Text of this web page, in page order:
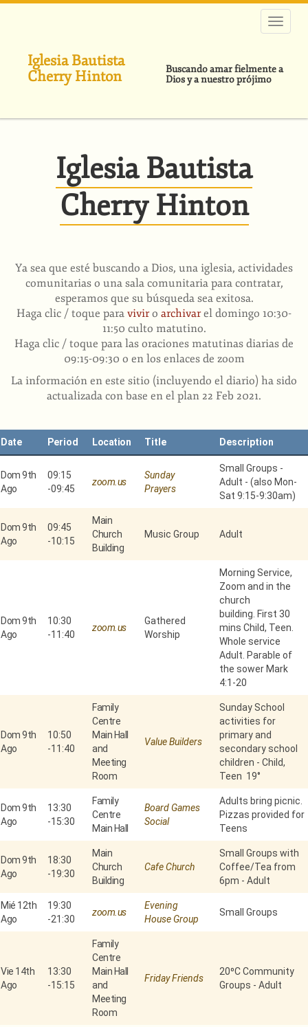
Pasar
Iglesia Bautista
Cherry Hinton
Buscando amar fielmente a
Dios y a nuestro prójimo
Iglesia Bautista
Cherry Hinton
Ya sea que esté buscando a Dios, una iglesia, actividades
comunitarias o una sala comunitaria para contratar,
esperamos que su búsqueda sea exitosa.
Haga clic / toque para viviro archivarel domingo 10:30-
11:50 culto matutino.
Haga clic / toque para las oraciones matutinas diarias de
09:15-09:30 o en los enlaces de zoom
La información en este sitio (incluyendo el diario) ha sido
actualizada con base en el plan 22 Feb 2021.
Date Period Location Title Description
Dom 9th
Ago
09:15
-09:45
zoom.us
Sunday
Prayers
Small Groups -
Adult - (also Mon-
Sat 9:15-9:30am)
Dom 9th
Ago
09:45
-10:15
Main
Church
Building
Music Group Adult
Dom 9th
Ago
10:30
-11:40
zoom.us
Gathered
Worship
Morning Service,
Zoom and in the
church
building. First 30
mins Child, Teen.
Whole service
Adult. Parable of
the sower Mark
4:1-20
Dom 9th
Ago
10:50
-11:40
Family
Centre
Main Hall
and
Meeting
Room
Value Builders
Sunday School
activities for
primary and
secondary school
children - Child,
Teen 19°
Dom 9th
Ago
13:30
-15:30
Family
Centre
Main Hall
Board Games
Social
Adults bring picnic.
Pizzas provided for
Teens
Dom 9th
Ago
18:30
-19:30
Main
Church
Building
Cafe Church
Small Groups with
Coffee/Tea from
6pm - Adult
Mié 12th
Ago
19:30
-21:30
zoom.us
Evening
House Group
Small Groups
Vie 14th
Ago
13:30
-15:15
Family
Centre
Main Hall
and
Meeting
Room
Friday Friends
20⁰C Community
Groups - Adult